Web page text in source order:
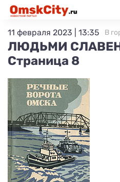
ЛЮДЬМИ
Страница 8
11 февраля 2023 | 13:35 В